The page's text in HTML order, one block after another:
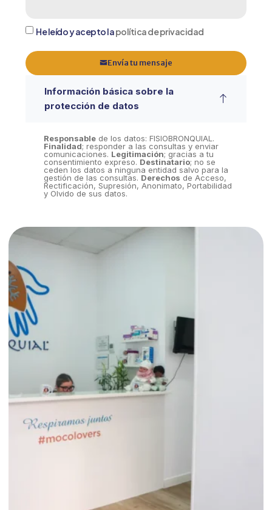
He leído y acepto lapolítica de privacidad
Envía tu mensaje
Información básica sobre la
protección de datos
Responsable de los datos: FISIOBRONQUIAL.
Finalidad; responder a las consultas y enviar
comunicaciones. Legitimación; gracias a tu
consentimiento expreso. Destinatario; no se
ceden los datos a ninguna entidad salvo para la
gestión de las consultas. Derechos de Acceso,
Rectificación, Supresión, Anonimato, Portabilidad
y Olvido de sus datos.